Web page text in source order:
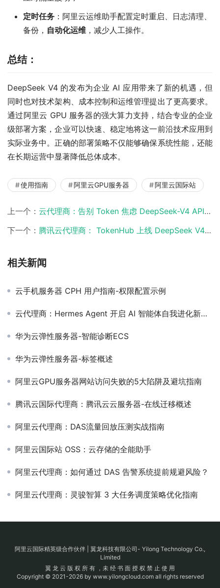
定时任务 ：阿里云运维助手配置定时重启、日志清理、
备份， 自动化运维 ，减少人工操作。
总结：
DeepSeek V4 的发布为企业 AI 应用带来了新的机遇，但
同时也对技术架构、成本控制和运维管理提出了更高要求。
通过阿里云 GPU 服务器的强大算力支持，结合专业的企业
级部署方案，企业可以快速、稳定地将这一前沿技术应用到
实际业务中。正确的部署策略不仅能够确保系统性能，还能
在长期运营中显著降低总体成本。
使用指南 阿里云GPU服务器 阿里云国际站
上一个： 云代理商：告别 Token 焦虑 DeepSeek-V4 API 接入全攻略
下一个： 腾讯云代理商： TokenHub 上线 DeepSeek V4 百万上下文普惠企业
相关新闻
云手机服务器 CPH 用户指南-权限配置示例
云代理商：Hermes Agent 开启 AI 智能体自我进化新时代
华为云弹性服务器-智能诊断ECS
华为云弹性服务器-标签概述
阿里云GPU服务器网站访问失败的5大陷阱及避坑指南
腾讯云国际代理商：腾讯云云服务器-在线迁移概述
阿里云代理商：DAS流量回放压测实战指南
阿里云国际站 OSS：云存储的全能助手
阿里云代理商：如何通过 DAS 告警系统提前规避风险？
阿里云代理商：灵骏智算 3 大任务调度策略优化指南
阿里云国际精英级合作伙伴 | 翼龙科技有限公司- Yilong Technology Co.,
Limited
翼 龙 云 版 权 所 有 ，未 经 书 面 授 权 禁 止 使 用
Copyright © 2021-2026 by www.yilongcloud.com all rights reserved